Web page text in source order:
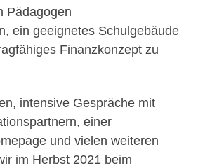
Pädagogen
ein geeignetes Schulgebäude
Finanzkonzept zu
intensive Gespräche mit
einer
und vielen weiteren
im Herbst 2021 beim